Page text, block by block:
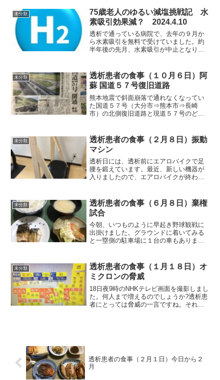
ップやクールダウンに最適であること。
さらに体内のリンパや血液...
未分類
75歳老人のゆるい減塩挑戦記 水
素吸引効果減？ 2024.4.10
透析で通っている病院で、去年の９月か
ら水素吸引を無料で受けていました。約
半年後の先月、水素吸引が中止となりま
たのに、吸引中止後は「ボッとした倦怠
感」と「継続力低下」とな...
未分類
透析患者の食事（１０月６日）阿
蘇 国道５７号復旧道路
熊本地震で斜面崩落で通れなくなってい
た国道５７号（大分市⇒熊本市⇒長崎
市）の北側復旧道路と現道５７号のどち
限速度80km、通行料無料）ですから、今
までより３０分以上短縮...
未分類
透析患者の食事（２月８日）振動
マシン
透析日には、透析前にエアロバイクで足
腰を鍛えています。最近、新しい機器が
入りましたので、エアロバイクが終わっ
く振動する振動マシンです。振動する機
器に乗り、揺れに対して姿...
未分類
透析患者の食事（６月８日）棄権
試合
今朝、いつものように早起き野球観戦に
出掛けました。グラウンドに着いてみる
と一塁側の駐車場に１台の車もありませ
を全然連絡が来ていなかったらしく、結
局、そのチームは不戦敗と...
未分類
透析患者の食事（１月１８日）オ
ミクロンの脅威
18日夜9時のNHKテレビ画面を撮影しまし
た。何人まで増えるのでしょうか?透析患
者にとっては脅威の一言ですね。それで
透析患者の食事（２月１日）今日から２
月